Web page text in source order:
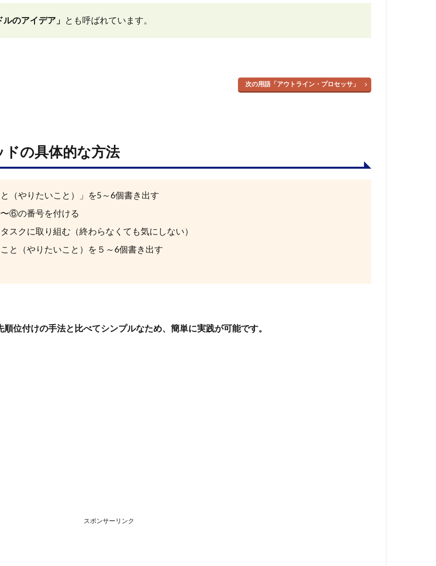
のアイデア」 とも呼ばれています。
次の用語「アウトライン・プロセッサ」
の具体的な方法
（やりたいこと）」を5～6個書き出す
⑥の番号を付ける
スクに取り組む（終わらなくても気にしない）
と（やりたいこと）を５～6個書き出す
位付けの手法と比べてシンプルなため、簡単に実践が可能です。
スポンサーリンク